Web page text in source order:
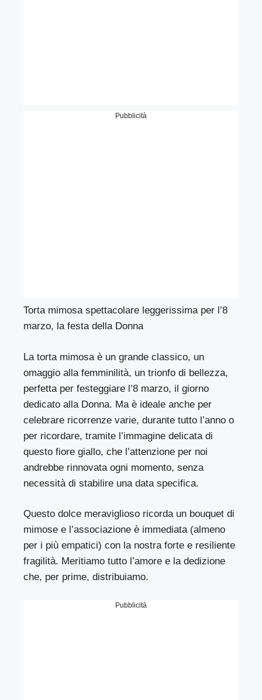
Pubblicità
Torta mimosa spettacolare leggerissima per l’8
marzo, la festa della Donna
La torta mimosa è un grande classico, un
omaggio alla femminilità, un trionfo di bellezza,
perfetta per festeggiare l’8 marzo, il giorno
dedicato alla Donna. Ma è ideale anche per
celebrare ricorrenze varie, durante tutto l’anno o
per ricordare, tramite l’immagine delicata di
questo fiore giallo, che l’attenzione per noi
andrebbe rinnovata ogni momento, senza
necessità di stabilire una data specifica.
Questo dolce meraviglioso ricorda un bouquet di
mimose e l’associazione è immediata (almeno
per i più empatici) con la nostra forte e resiliente
fragilità. Meritiamo tutto l’amore e la dedizione
che, per prime, distribuiamo.
Pubblicità